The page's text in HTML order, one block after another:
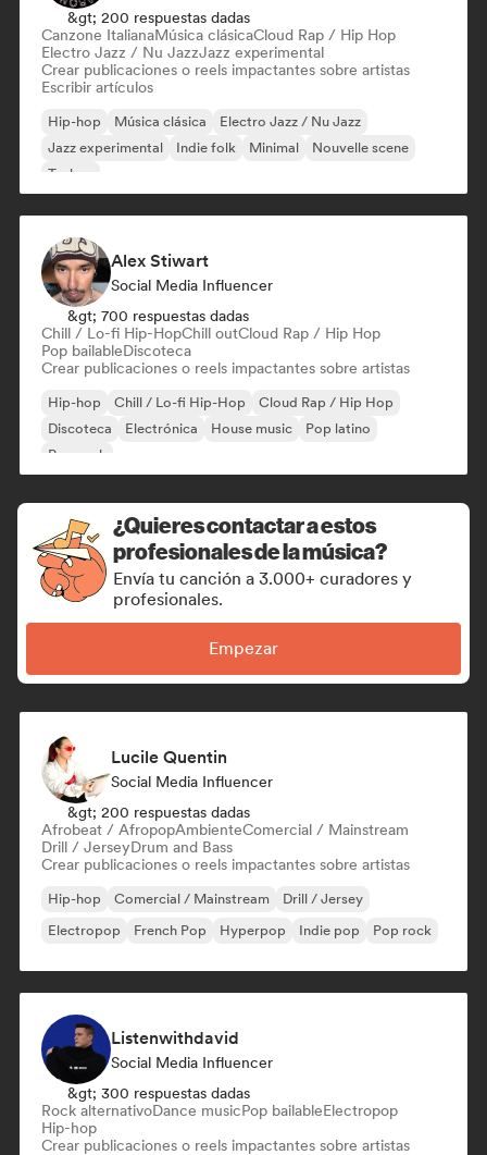
&gt; 200 respuestas dadas
Canzone ItalianaMúsica clásicaCloud Rap / Hip Hop
Electro Jazz / Nu JazzJazz experimental
Crear publicaciones o reels impactantes sobre artistas
Escribir artículos
Hip-hop Música clásica
Electro Jazz / Nu Jazz
Jazz experimental
Indie folk Minimal
Nouvelle scene
Techno
Alex Stiwart
Social Media Influencer
&gt; 700 respuestas dadas
Chill / Lo-fi Hip-HopChill outCloud Rap / Hip Hop
Pop bailableDiscoteca
Crear publicaciones o reels impactantes sobre artistas
Hip-hop Chill / Lo-fi Hip-Hop
Cloud Rap / Hip Hop
Discoteca
Electrónica House music
Pop latino
Pop rock
¿Quieres contactar a estos
profesionales de la música?
Envía tu canción a 3.000+ curadores y
profesionales.
Empezar
Lucile Quentin
Social Media Influencer
&gt; 200 respuestas dadas
Afrobeat / AfropopAmbienteComercial / Mainstream
Drill / JerseyDrum and Bass
Crear publicaciones o reels impactantes sobre artistas
Hip-hop Comercial / Mainstream
Drill / Jersey
Electropop
French Pop Hyperpop Indie pop Pop rock
Listenwithdavid
Social Media Influencer
&gt; 300 respuestas dadas
Rock alternativoDance musicPop bailableElectropop
Hip-hop
Crear publicaciones o reels impactantes sobre artistas